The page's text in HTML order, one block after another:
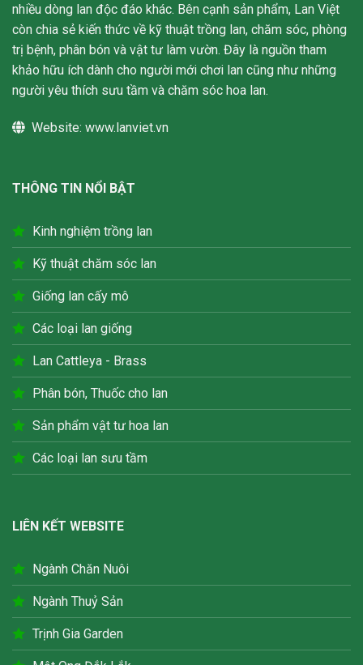
nhiều dòng lan độc đáo khác. Bên cạnh sản phẩm, Lan Việt
còn chia sẻ kiến thức về kỹ thuật trồng lan, chăm sóc, phòng
trị bệnh, phân bón và vật tư làm vườn. Đây là nguồn tham
khảo hữu ích dành cho người mới chơi lan cũng như những
người yêu thích sưu tầm và chăm sóc hoa lan.
Website: www.lanviet.vn
THÔNG TIN NỔI BẬT
Kinh nghiệm trồng lan
Kỹ thuật chăm sóc lan
Giống lan cấy mô
Các loại lan giống
Lan Cattleya - Brass
Phân bón, Thuốc cho lan
Sản phẩm vật tư hoa lan
Các loại lan sưu tầm
LIÊN KẾT WEBSITE
Ngành Chăn Nuôi
Ngành Thuỷ Sản
Trịnh Gia Garden